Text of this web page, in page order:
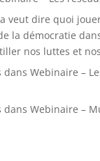
veut dire quoi
la démocratie
nos luttes et
dans Webinaire –
dans Webinaire –